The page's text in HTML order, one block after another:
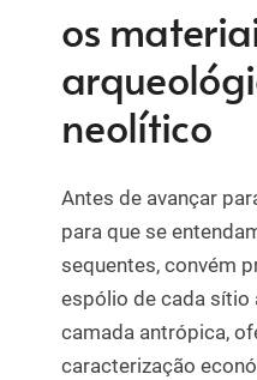
os
neolítico
Antes de avançar
para que se
sequentes, convém
espólio de cada sítio
camada antrópica,
caracterização